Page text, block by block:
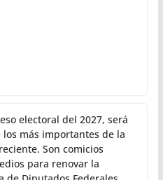
electoral del 2027, será
los más importantes de la
Son comicios
para renovar la